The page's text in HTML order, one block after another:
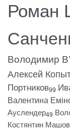
Роман
Володимир
Алексей
Портников99
Валентина
Ауслендер49
Костянтин